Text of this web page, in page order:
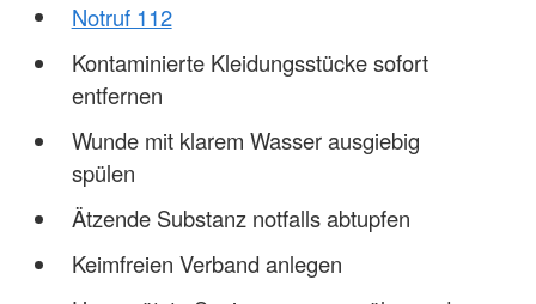
Notruf 112
Kontaminierte Kleidungsstücke sofort
entfernen
Wunde mit klarem Wasser ausgiebig
spülen
Ätzende Substanz notfalls abtupfen
Keimfreien Verband anlegen